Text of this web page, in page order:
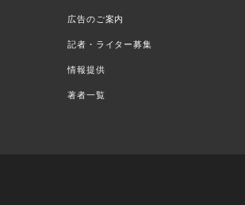
広告のご案内
記者・ライター募集
情報提供
著者一覧